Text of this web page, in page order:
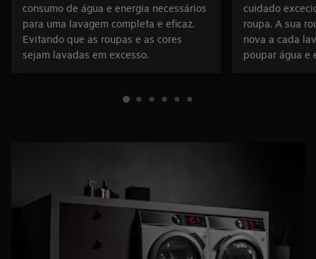
consumo de água e energia necessários
para uma lavagem completa e eficaz.
Evitando que as roupas e as cores
sejam lavadas em excesso.
cuidado
roupa. A sua
nova a cada
poupar água e